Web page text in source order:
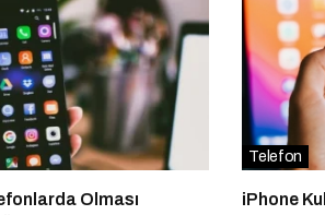
Olması
iPhone
Telefon